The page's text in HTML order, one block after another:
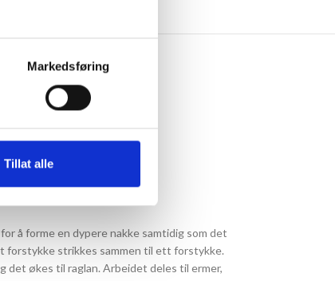
Markedsføring
Tillat alle
å forme en dypere nakke samtidig som det
forstykke strikkes sammen til ett forstykke.
det økes til raglan. Arbeidet deles til ermer,